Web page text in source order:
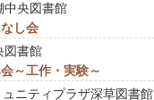
中央図書館
し会
図書館
～工作・実験～
ュニティプラザ深草図書館